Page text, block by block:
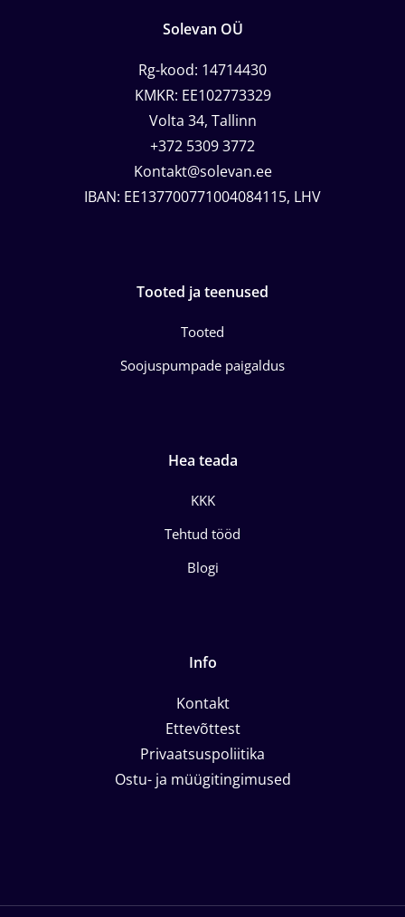
Solevan OÜ
Rg-kood: 14714430
KMKR: EE102773329
Volta 34, Tallinn
+372 5309 3772
Kontakt@solevan.ee
IBAN: EE137700771004084115, LHV
Tooted ja teenused
Tooted
Soojuspumpade paigaldus
Hea teada
KKK
Tehtud tööd
Blogi
Info
Kontakt
Ettevõttest
Privaatsuspoliitika
Ostu- ja müügitingimused